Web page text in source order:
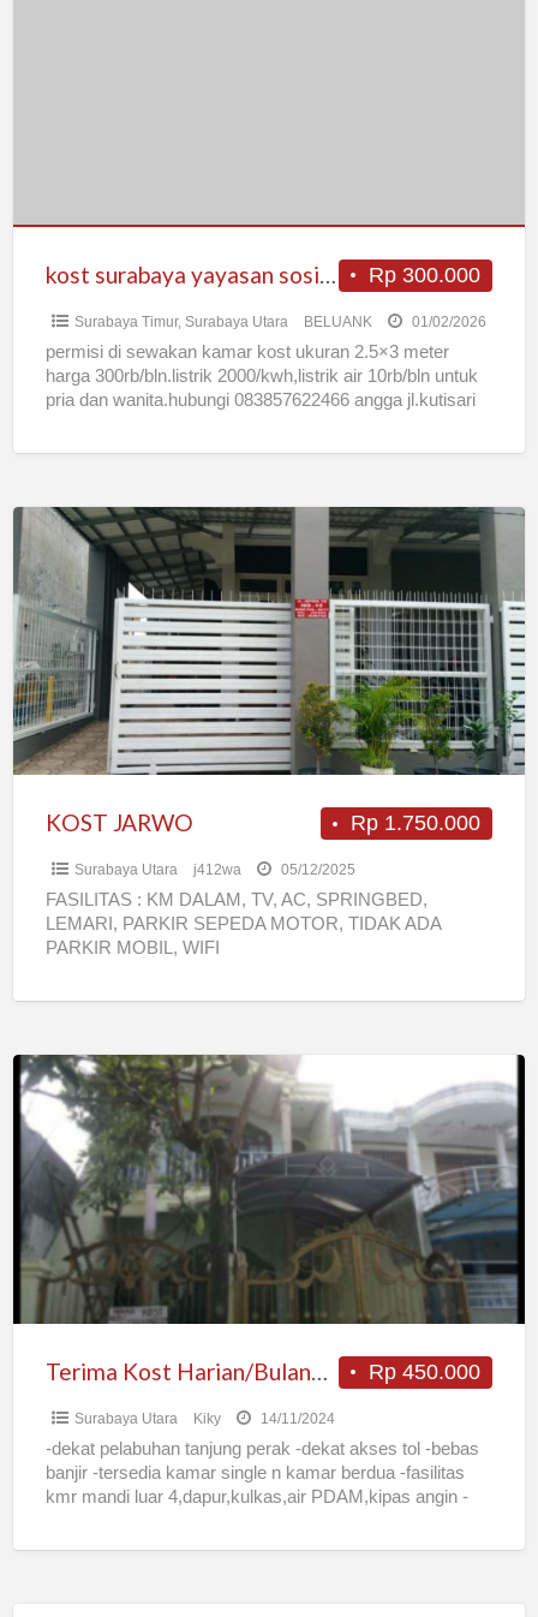
Rp 300.000
kost surabaya yayasan sosial 50% untuk duafa murah
Surabaya Timur, Surabaya Utara BELUANK 01/02/2026
permisi di sewakan kamar kost ukuran 2.5×3 meter
harga 300rb/bln.listrik 2000/kwh,listrik air 10rb/bln untuk
pria dan wanita.hubungi 083857622466 angga jl.kutisari
KOST
JARWO
Rp 1.750.000
KOST JARWO
Surabaya Utara j412wa 05/12/2025
FASILITAS : KM DALAM, TV, AC, SPRINGBED,
LEMARI, PARKIR SEPEDA MOTOR, TIDAK ADA
PARKIR MOBIL, WIFI
Terima
Kost
Harian/Bulanan
dekat
Pelabuhan
Perak
Surabaya
Rp 450.000
Terima Kost Harian/Bulanan dekat Pelabuhan Perak Surabaya
Surabaya Utara Kiky 14/11/2024
-dekat pelabuhan tanjung perak -dekat akses tol -bebas
banjir -tersedia kamar single n kamar berdua -fasilitas
kmr mandi luar 4,dapur,kulkas,air PDAM,kipas angin -